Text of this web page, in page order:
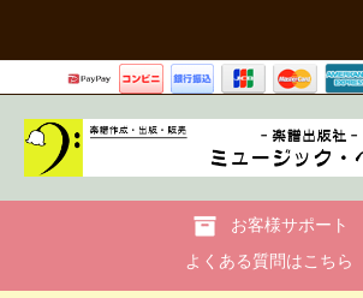
お客様サポート
よくある質問はこちら